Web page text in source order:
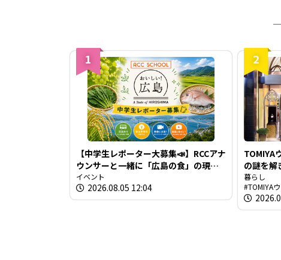
1
【中学生レポーター大募集📣】RCCアナ
ウンサーと一緒に「広島の食」の現場
を取材しよう！
イベント
2026.08.05 12:04
2
TOMIYA
の謎を解き明
TOMIYA
生き抜い
暮らし
TOMIYA